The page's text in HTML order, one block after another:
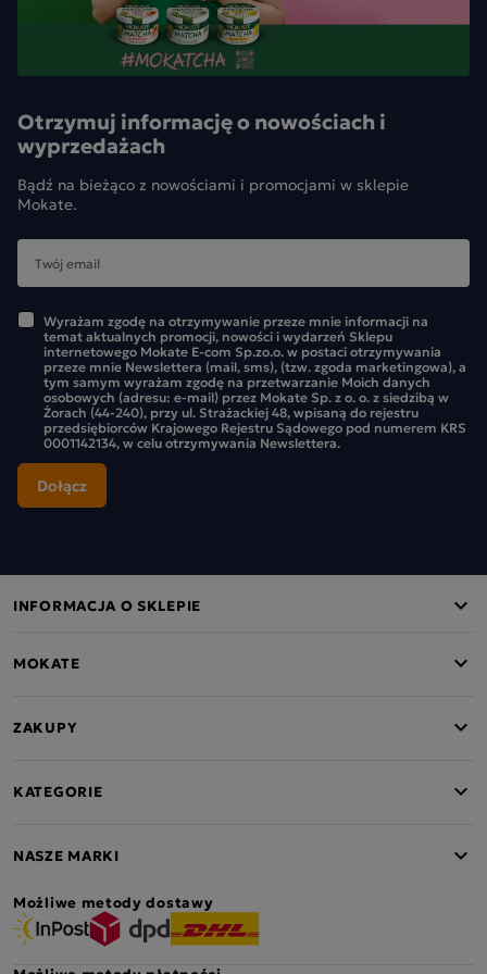
Otrzymuj informację o nowościach i
wyprzedażach
Bądź na bieżąco z nowościami i promocjami w sklepie
Mokate.
Wyrażam zgodę na otrzymywanie przeze mnie informacji na
temat aktualnych promocji, nowości i wydarzeń Sklepu
internetowego Mokate E-com Sp.zo.o. w postaci otrzymywania
przeze mnie Newslettera (mail, sms), (tzw. zgoda marketingowa), a
tym samym wyrażam zgodę na przetwarzanie Moich danych
osobowych (adresu: e-mail) przez Mokate Sp. z o. o. z siedzibą w
Żorach (44-240), przy ul. Strażackiej 48, wpisaną do rejestru
przedsiębiorców Krajowego Rejestru Sądowego pod numerem KRS
0001142134, w celu otrzymywania Newslettera.
INFORMACJA O SKLEPIE
MOKATE
ZAKUPY
KATEGORIE
NASZE MARKI
Możliwe metody dostawy